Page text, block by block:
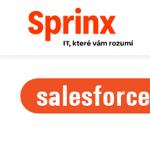
salesforce